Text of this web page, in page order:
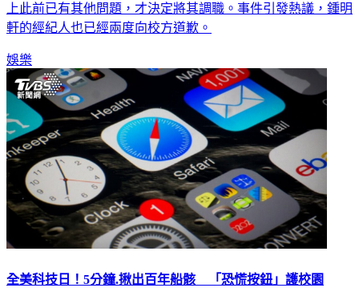
上此前已有其他問題，才決定將其調職。事件引發熱議，鍾明
軒的經紀人也已經兩度向校方道歉。
娛樂
全美科技日！5分鐘.揪出百年船骸 「恐慌按鈕」護校園